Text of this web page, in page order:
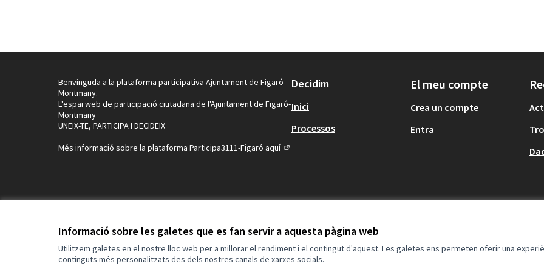
Informació sobre les galetes que es fan servir a aquesta pàgina web
Utilitzem galetes en el nostre lloc web per a millorar el rendiment i el contingut d'aquest. Les galetes ens permeten oferir una
continguts més personalitzats des dels nostres canals de xarxes socials.
Benvinguda a la plataforma participativa Ajuntament de Figaró-
Montmany.
L'espai web de participació ciutadana de l'Ajuntament de Figaró-
Montmany
UNEIX-TE, PARTICIPA I DECIDEIX
Més informació sobre la plataforma Participa3111-Figaró aquí
Decidim
Inici
Processos
El meu compte
Crea un compte
Entra
(Enllaç extern)